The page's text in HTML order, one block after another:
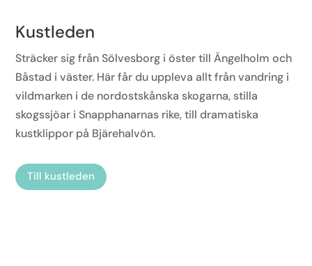
Kustleden
Sträcker sig från Sölvesborg i öster till Ängelholm och
Båstad i väster. Här får du uppleva allt från vandring i
vildmarken i de nordostskånska skogarna, stilla
skogssjöar i Snapphanarnas rike, till dramatiska
kustklippor på Bjärehalvön.
Till kustleden